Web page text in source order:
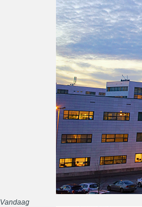
Vandaag